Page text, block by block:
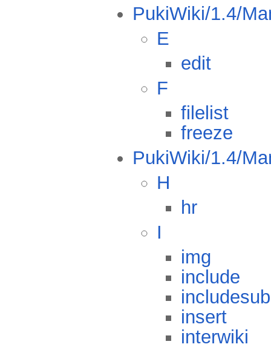
PukiWiki/1.4/
E
edit
F
filelist
freeze
PukiWiki/1.4/
H
hr
I
img
include
insert
interwiki